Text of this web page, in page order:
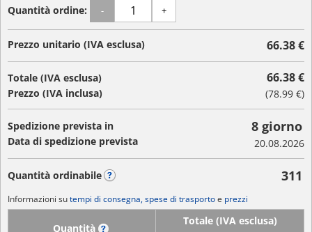
Quantità ordine: - +
Prezzo unitario (IVA esclusa) 66.38 €
Totale (IVA esclusa)
Prezzo (IVA inclusa)
66.38 €
(78.99 €)
Spedizione prevista in
Data di spedizione prevista
8 giorno
20.08.2026
Quantità ordinabile 311
Informazioni sutempi di consegna, spese di trasportoe prezzi
Quantità
Totale (IVA esclusa)